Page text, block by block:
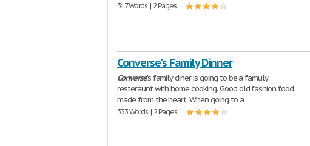
317 Words | 2 Pages
Converse's Family Dinner
Converse's family diner is going to be a famuly
resteraunt with home cooking. Good old fashion food
made from the heart. When going to a
333 Words | 2 Pages